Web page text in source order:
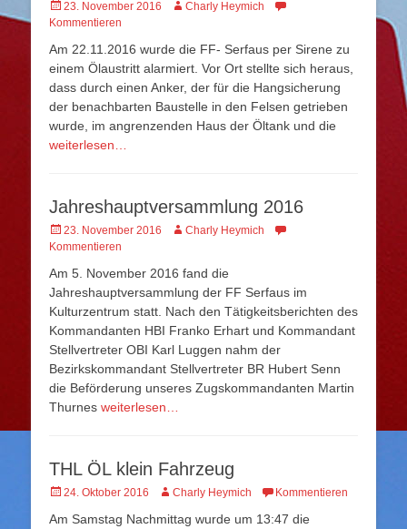
Veröffentlicht
am
23. November 2016 AutorCharly Heymich
Kommentieren
Am 22.11.2016 wurde die FF- Serfaus per Sirene zu
einem Ölaustritt alarmiert. Vor Ort stellte sich heraus,
dass durch einen Anker, der für die Hangsicherung
der benachbarten Baustelle in den Felsen getrieben
wurde, im angrenzenden Haus der Öltank und die
weiterlesen…
Jahreshauptversammlung 2016
Veröffentlicht
am
23. November 2016 AutorCharly Heymich
Kommentieren
Am 5. November 2016 fand die
Jahreshauptversammlung der FF Serfaus im
Kulturzentrum statt. Nach den Tätigkeitsberichten des
Kommandanten HBI Franko Erhart und Kommandant
Stellvertreter OBI Karl Luggen nahm der
Bezirkskommandant Stellvertreter BR Hubert Senn
die Beförderung unseres Zugskommandanten Martin
Thurnes weiterlesen…
THL ÖL klein Fahrzeug
Veröffentlicht
24. Oktober 2016 AutorCharly Heymich Kommentieren
Am Samstag Nachmittag wurde um 13:47 die